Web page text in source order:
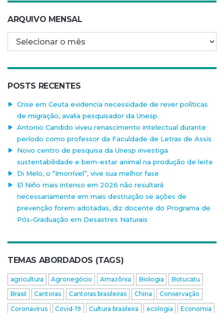
ARQUIVO MENSAL
Arquivo mensal
POSTS RECENTES
Crise em Ceuta evidencia necessidade de rever políticas
de migração, avalia pesquisador da Unesp
Antonio Candido viveu renascimento intelectual durante
período como professor da Faculdade de Letras de Assis
Novo centro de pesquisa da Unesp investiga
sustentabilidade e bem-estar animal na produção de leite
Di Melo, o “Imorrível”, vive sua melhor fase
El Niño mais intenso em 2026 não resultará
necessariamente em mais destruição se ações de
prevenção forem adotadas, diz docente do Programa de
Pós-Graduação em Desastres Naturais
TEMAS ABORDADOS (TAGS)
agricultura Agronegócio Amazônia Biologia
Botucatu
Brasil
Cantoras Cantoras brasileiras China
Conservação
Coronavírus
Covid-19 Cultura brasileira ecologia
Economia